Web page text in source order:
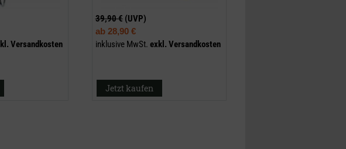
Versandkosten
39,90 € (UVP)
ab 28,90 €
inklusive MwSt. exkl. Versandkosten
Jetzt kaufen